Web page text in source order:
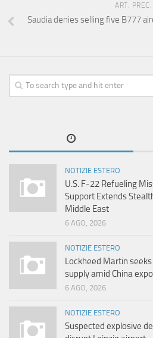
ART. PREC.
Saudia denies selling five B777
NOTIZIE ESTERO
U.S. F-22 Refueling
Support Extends
Middle East
6 AGO, 2026
NOTIZIE ESTERO
Lockheed Martin
supply amid China
6 AGO, 2026
NOTIZIE ESTERO
Suspected explosive